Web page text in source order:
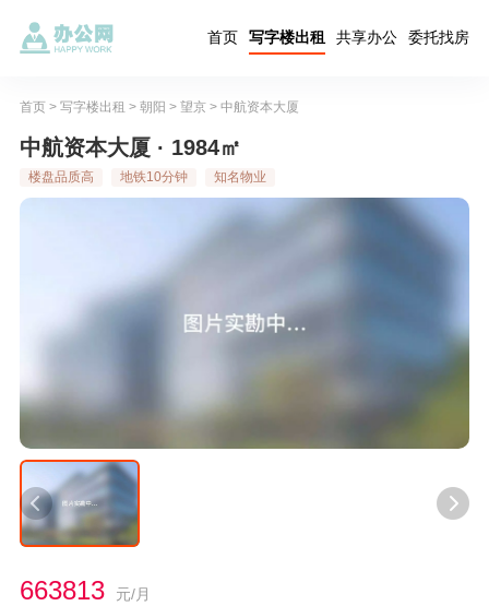
首页 写字楼出租 共享办公 委托找房
首页> 写字楼出租 > 朝阳 > 望京> 中航资本大厦
中航资本大厦 · 1984㎡
楼盘品质高 地铁10分钟 知名物业
663813 元/月